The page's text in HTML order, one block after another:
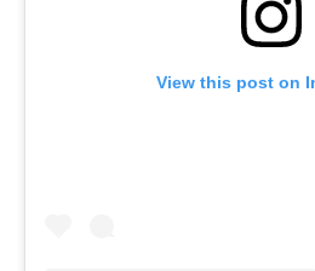
View this post on